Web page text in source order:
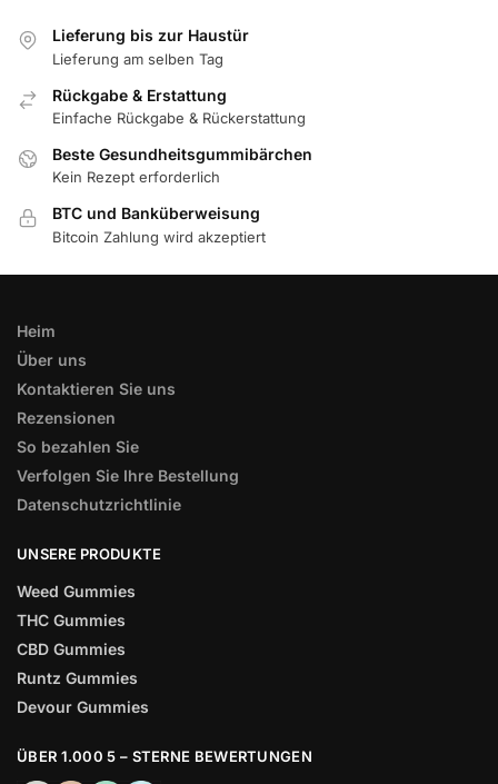
Lieferung bis zur Haustür
Lieferung am selben Tag
Rückgabe & Erstattung
Einfache Rückgabe & Rückerstattung
Beste Gesundheitsgummibärchen
Kein Rezept erforderlich
BTC und Banküberweisung
Bitcoin Zahlung wird akzeptiert
Heim
Über uns
Kontaktieren Sie uns
Rezensionen
So bezahlen Sie
Verfolgen Sie Ihre Bestellung
Datenschutzrichtlinie
UNSERE PRODUKTE
Weed Gummies
THC Gummies
CBD Gummies
Runtz Gummies
Devour Gummies
ÜBER 1.000 5 – STERNE BEWERTUNGEN